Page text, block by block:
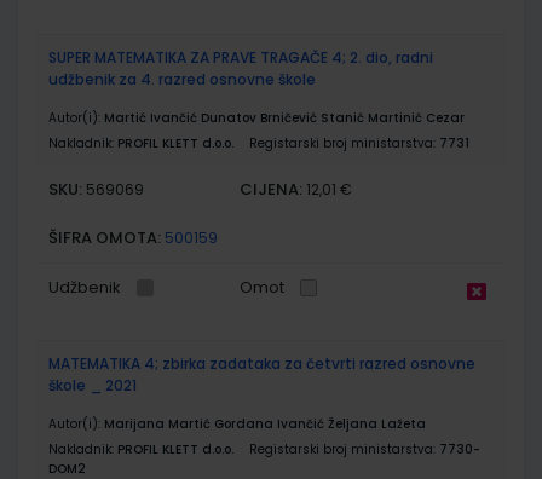
SUPER MATEMATIKA ZA PRAVE TRAGAČE 4; 2. dio, radni
udžbenik za 4. razred osnovne škole
Autor(i): Martić Ivančić Dunatov Brničević Stanić Martinić Cezar
Nakladnik: PROFIL KLETT d.o.o. Registarski broj ministarstva: 7731
SKU: 569069 CIJENA: 12,01 €
ŠIFRA OMOTA: 500159
Udžbenik Omot
MATEMATIKA 4; zbirka zadataka za četvrti razred osnovne
škole _ 2021
Autor(i): Marijana Martić Gordana Ivančić Željana Lažeta
Nakladnik: PROFIL KLETT d.o.o. Registarski broj ministarstva: 7730-
DOM2